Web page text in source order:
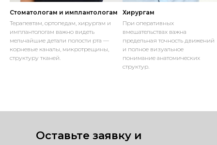
Стоматологам и имплантологам
Терапевтам, ортопедам, хирургам и
имплантологам важно видеть
мельчайшие детали полости рта —
корневые каналы, микротрещины,
структуру тканей.
Хирургам
При оперативных
вмешательствах важна
предельная точность движений
и полное визуальное
понимание анатомических
структур.
Оставьте заявку и